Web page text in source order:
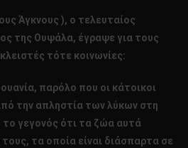
Άγκνους ), ο τελευταίος
της Ουψάλα, έγραψε για τους
τότε κοινωνίες:
παρόλο που οι κάτοικοι
την απληστία των λύκων στη
το γεγονός ότι τα ζώα αυτά
τα οποία είναι διάσπαρτα σε